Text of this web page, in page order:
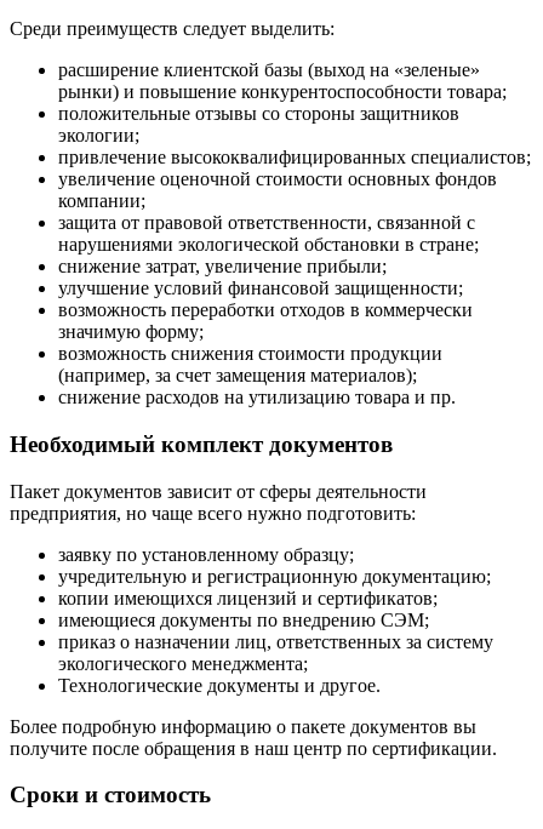
Среди преимуществ следует выделить:
расширение клиентской базы (выход на «зеленые»
рынки) и повышение конкурентоспособности товара;
положительные отзывы со стороны защитников
экологии;
привлечение высококвалифицированных специалистов;
увеличение оценочной стоимости основных фондов
компании;
защита от правовой ответственности, связанной с
нарушениями экологической обстановки в стране;
снижение затрат, увеличение прибыли;
улучшение условий финансовой защищенности;
возможность переработки отходов в коммерчески
значимую форму;
возможность снижения стоимости продукции
(например, за счет замещения материалов);
снижение расходов на утилизацию товара и пр.
Необходимый комплект документов
Пакет документов зависит от сферы деятельности
предприятия, но чаще всего нужно подготовить:
заявку по установленному образцу;
учредительную и регистрационную документацию;
копии имеющихся лицензий и сертификатов;
имеющиеся документы по внедрению СЭМ;
приказ о назначении лиц, ответственных за систему
экологического менеджмента;
Технологические документы и другое.
Более подробную информацию о пакете документов вы
получите после обращения в наш центр по сертификации.
Сроки и стоимость